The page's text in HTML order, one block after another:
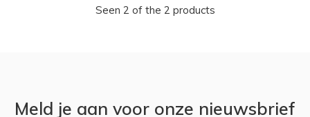
Seen 2 of the 2 products
Meld je aan voor onze nieuwsbrief